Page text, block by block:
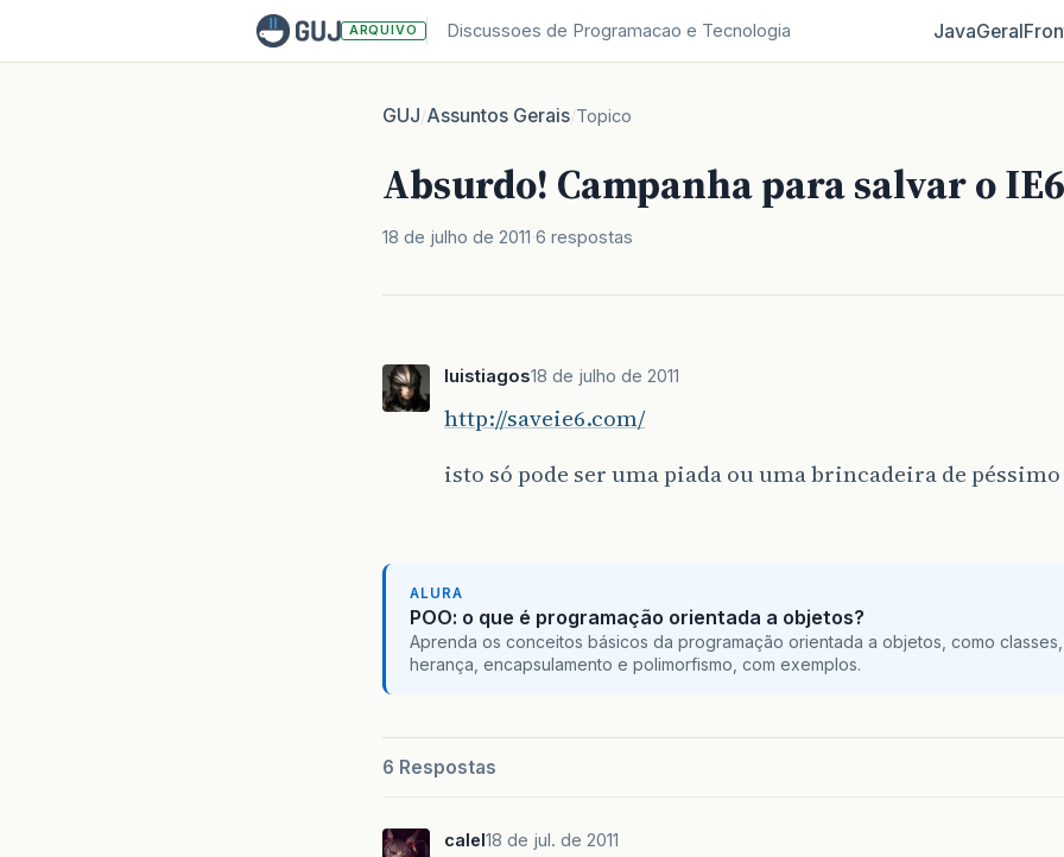
ARQUIVO Discussoes de Programacao e Tecnologia JavaGeral
GUJ/Assuntos Gerais/Topico
Absurdo! Campanha para salvar o IE6
18 de julho de 2011 6 respostas
luistiagos18 de julho de 2011
http://saveie6.com/
isto só pode ser uma piada ou uma brincadeira de
ALURA
POO: o que é programação orientada a objetos?
Aprenda os conceitos básicos da programação orientada a objetos, como
herança, encapsulamento e polimorfismo, com exemplos.
6 Respostas
calel18 de jul. de 2011